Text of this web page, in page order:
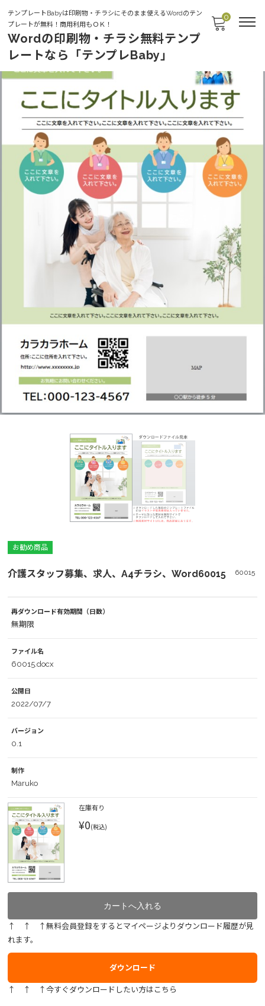
テンプレートBabyは印刷物・チラシにそのまま使えるWordのテン
プレートが無料！商用利用もＯＫ！
Wordの印刷物・チラシ無料テンプ
レートなら「テンプレBaby」
0
お勧め商品
介護スタッフ募集、求人、A4チラシ、Word60015 60015
再ダウンロード有効期間（日数）
無期限
ファイル名
60015.docx
公開日
2022/07/7
バージョン
0.1
制作
Maruko
在庫有り
¥0(税込)
↑ ↑ ↑無料会員登録をするとマイページよりダウンロード履歴が見
れます。
ダウンロード
↑ ↑ ↑今すぐダウンロードしたい方はこちら